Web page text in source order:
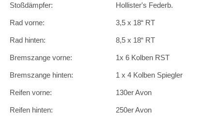
Stoßdämpfer: Hollister's Federb.
Rad vorne: 3,5 x 18“ RT
Rad hinten: 8,5 x 18“ RT
Bremszange vorne: 1x 6 Kolben RST
Bremszange hinten: 1 x 4 Kolben Spiegler
Reifen vorne: 130er Avon
Reifen hinten: 250er Avon